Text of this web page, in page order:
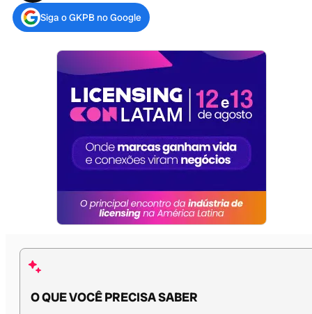
Siga o GKPB no Google
O QUE VOCÊ PRECISA SABER